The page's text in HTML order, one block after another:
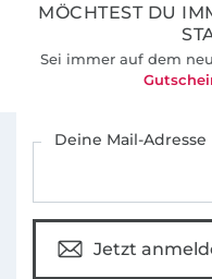
MÖCHTEST DU
Sei immer auf dem
Deine Mail-Adresse
Jetzt